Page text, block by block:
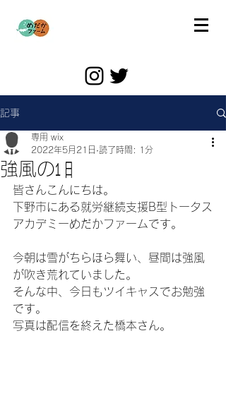
記事
強風の㏠
専用 wix
2022年5月21日 読了時間: 1分
皆さんこんにちは。
下野市にある就労継続支援B型トータス
アカデミーめだかファームです。
今朝は雪がちらほら舞い、昼間は強風
が吹き荒れていました。
そんな中、今日もツイキャスでお勉強
です。
写真は配信を終えた橋本さん。